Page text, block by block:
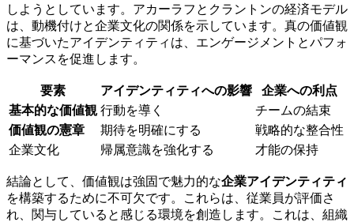
しようとしています。アカーラフとクラントンの経済モデル
は、動機付けと企業文化の関係を示しています。真の価値観
に基づいたアイデンティティは、エンゲージメントとパフォ
ーマンスを促進します。
要素 アイデンティティへの影響
企業への利点
基本的な価値観 行動を導く
チームの結束
価値観の憲章
期待を明確にする
戦略的な整合性
企業文化
帰属意識を強化する 才能の保持
結論として、価値観は強固で魅力的な企業アイデンティティ
を構築するために不可欠です。これらは、従業員が評価さ
れ、関与していると感じる環境を創造します。これは、組織